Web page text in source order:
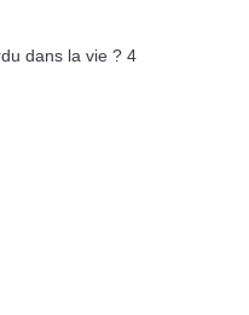
dans la vie ? 4